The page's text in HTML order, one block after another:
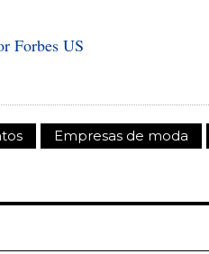
Forbes US
Empresas de moda